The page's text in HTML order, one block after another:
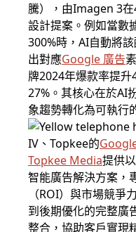
騰），由Imagen 3
設計提案。例如當數
300%時，AI自動將
出對應Google 廣告
牌2024年爆款率提
27%。其核心在於AI
象趨勢轉化為可執行
IV、Topkee的
Topkee Media提供以
智能廣告解決方案，
（ROI）與市場競爭
到後期優化的完整廣
整合，協助客戶實現